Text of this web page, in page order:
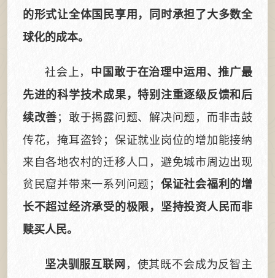
的形式让全体国民享用，同时承担了大多数全
球化的成本。
社会上， 中国敢于在治理中运用、推广最
先进的科学技术成果，特别注重逐级反馈和后
续改善；敢于揭露问题、解决问题，而非击鼓
传花，掩耳盗铃；保证就业岗位的增加能接纳
来自各地农村的迁移人口，避免城市周边出现
贫民窟并带来一系列问题； 保证社会福利的增
长不超过经济承受的极限，坚持投资人民而非
赎买人民。
坚决驯服互联网，使其既不会成为反智主